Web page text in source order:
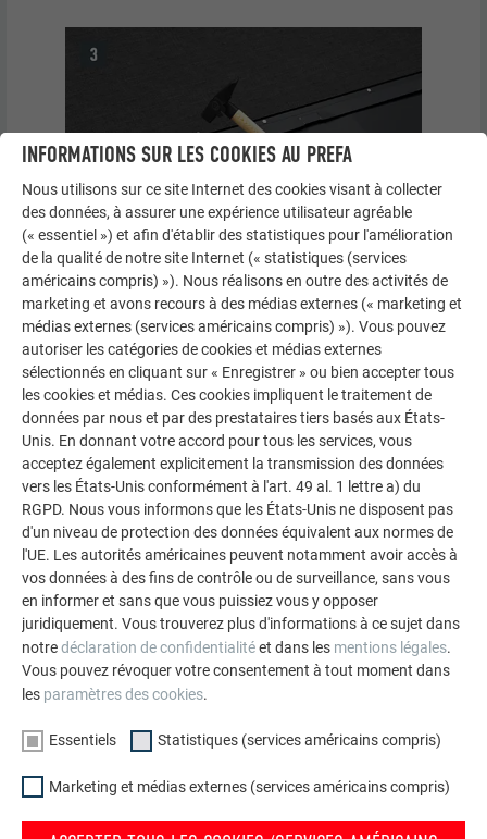
Fixation de base :
grand panneau FX.12 : 5 clous annelés
petit panneau FX.12 : 3 clous annelés
REMARQUE
INFORMATIONS SUR LES COOKIES AU PREFA
Nous utilisons sur ce site Internet des cookies visant à collecter
des données, à assurer une expérience utilisateur agréable
(« essentiel ») et afin d'établir des statistiques pour l'amélioration
de la qualité de notre site Internet (« statistiques (services
américains compris) »). Nous réalisons en outre des activités de
marketing et avons recours à des médias externes (« marketing et
médias externes (services américains compris) »). Vous pouvez
autoriser les catégories de cookies et médias externes
sélectionnés en cliquant sur « Enregistrer » ou bien accepter tous
les cookies et médias. Ces cookies impliquent le traitement de
données par nous et par des prestataires tiers basés aux États-
Unis. En donnant votre accord pour tous les services, vous
acceptez également explicitement la transmission des données
vers les États-Unis conformément à l'art. 49 al. 1 lettre a) du
RGPD. Nous vous informons que les États-Unis ne disposent pas
d'un niveau de protection des données équivalent aux normes de
l'UE. Les autorités américaines peuvent notamment avoir accès à
vos données à des fins de contrôle ou de surveillance, sans vous
en informer et sans que vous puissiez vous y opposer
juridiquement. Vous trouverez plus d'informations à ce sujet dans
notredéclaration de confidentialitéet dans les mentions légales.
Vous pouvez révoquer votre consentement à tout moment dans
les paramètres des cookies.
Essentiels Statistiques (services américains compris)
Marketing et médias externes (services américains compris)